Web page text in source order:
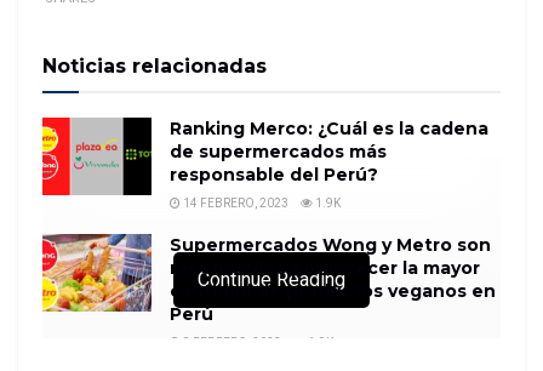
Noticias relacionadas
Ranking Merco: ¿Cuál es la cadena
de supermercados más
responsable del Perú?
14 FEBRERO, 2023 1.9K
Supermercados Wong y Metro son
reconocidos por ofrecer la mayor
cantidad de productos veganos en
Perú
8 FEBRERO, 2023 1.9K
Continue Reading